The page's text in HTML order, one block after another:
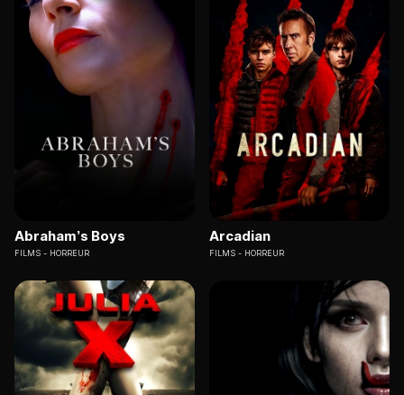
Abraham’s Boys
FILMS HORREUR
Arcadian
FILMS HORREUR